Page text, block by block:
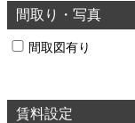
間取り・写真
間取図有り
賃料設定